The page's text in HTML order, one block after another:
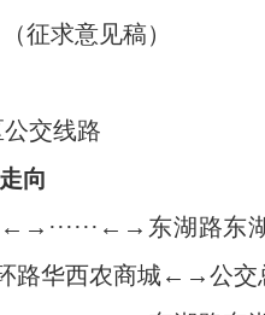
（征求意见稿）
公交线路
向
←→······←→东湖路
华西农商城←→公交